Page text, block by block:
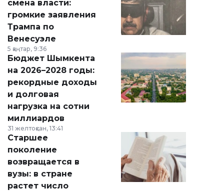
смена власти:
громкие заявления
Трампа по
Венесуэле
5 қаңтар, 9:36
Бюджет Шымкента
на 2026–2028 годы:
рекордные доходы
и долговая
нагрузка на сотни
миллиардов
31 желтоқсан, 13:41
Старшее
поколение
возвращается в
вузы: в стране
растет число